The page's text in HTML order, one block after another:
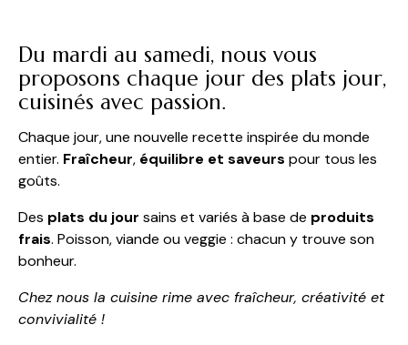
Du mardi au samedi, nous vous
proposons chaque jour des plats jour,
cuisinés avec passion.
Chaque jour, une nouvelle recette inspirée du monde
entier. Fraîcheur, équilibre et saveurs pour tous les
goûts.
Des plats du jour sains et variés à base de produits
frais. Poisson, viande ou veggie : chacun y trouve son
bonheur.
Chez nous la cuisine rime avec fraîcheur, créativité et
convivialité !